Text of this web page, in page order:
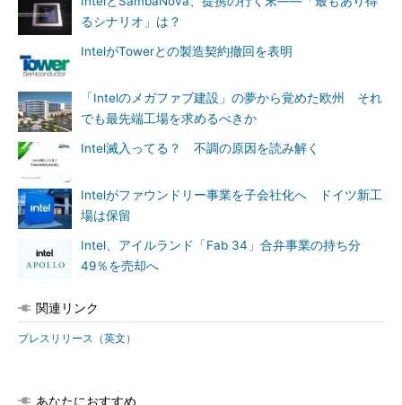
るシナリオ」は？
IntelがTowerとの製造契約撤回を表明
「Intelのメガファブ建設」の夢から覚めた欧州 それ
でも最先端工場を求めるべきか
Intel滅入ってる？ 不調の原因を読み解く
Intelがファウンドリー事業を子会社化へ ドイツ新工
場は保留
Intel、アイルランド「Fab 34」合弁事業の持ち分
49％を売却へ
関連リンク
プレスリリース（英文）
あなたにおすすめ